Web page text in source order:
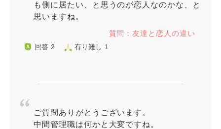
も側に居たい、と思うのが恋人なのかな、と
思いますね。
質問：友達と恋人の違い
回答 2 有り難し 1
ご質問ありがとうございます。
中間管理職は何かと大変ですね。